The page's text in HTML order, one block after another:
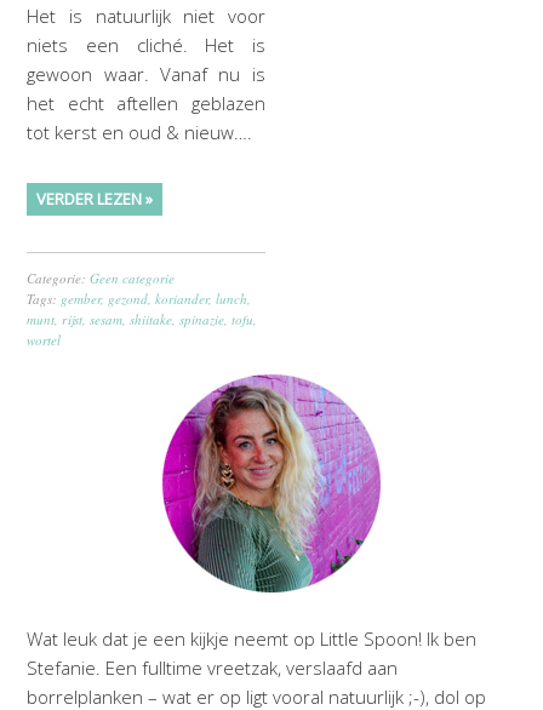
Het is natuurlijk niet voor
niets een cliché. Het is
gewoon waar. Vanaf nu is
het echt aftellen geblazen
tot kerst en oud & nieuw….
VERDER LEZEN »
Categorie:Geen categorie
Tags: gember, gezond ,koriander,lunch
munt rijst ,sesam ,shiitake ,spinazie ,tofu
wortel
Wat leuk dat je een kijkje neemt op Little Spoon! Ik ben
Stefanie. Een fulltime vreetzak, verslaafd aan
borrelplanken – wat er op ligt vooral natuurlijk ;-), dol op